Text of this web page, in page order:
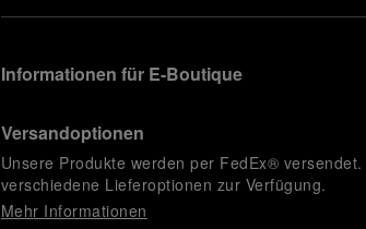
Informationen für E-Boutique
Versandoptionen
Unsere Produkte werden per FedEx®
verschiedene Lieferoptionen zur Verfügung.
Mehr Informationen